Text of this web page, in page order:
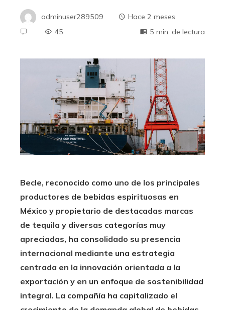
adminuser289509
Hace 2 meses
45
5 min. de lectura
Becle, reconocido como uno de los principales
productores de bebidas espirituosas en
México y propietario de destacadas marcas
de tequila y diversas categorías muy
apreciadas, ha consolidado su presencia
internacional mediante una estrategia
centrada en la innovación orientada a la
exportación y en un enfoque de sostenibilidad
integral. La compañía ha capitalizado el